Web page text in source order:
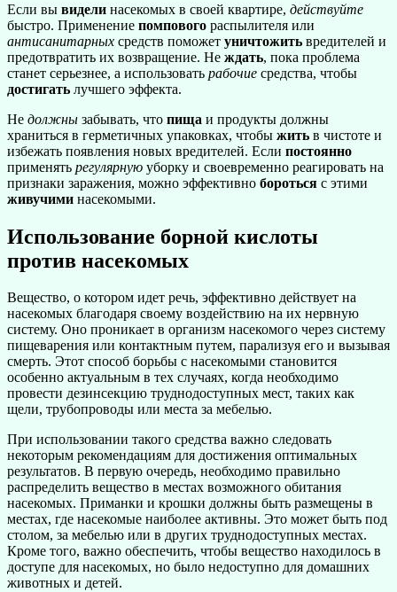
Если вы видели насекомых в своей квартире, действуйте
быстро. Применение помпового распылителя или
антисанитарных средств поможет уничтожить вредителей и
предотвратить их возвращение. Не ждать, пока проблема
станет серьезнее, а использовать рабочие средства, чтобы
достигать лучшего эффекта.
Не должны забывать, что пища и продукты должны
храниться в герметичных упаковках, чтобы жить в чистоте и
избежать появления новых вредителей. Если постоянно
применять регулярную уборку и своевременно реагировать на
признаки заражения, можно эффективно бороться с этими
живучими насекомыми.
Использование борной кислоты
против насекомых
Вещество, о котором идет речь, эффективно действует на
насекомых благодаря своему воздействию на их нервную
систему. Оно проникает в организм насекомого через систему
пищеварения или контактным путем, парализуя его и вызывая
смерть. Этот способ борьбы с насекомыми становится
особенно актуальным в тех случаях, когда необходимо
провести дезинсекцию труднодоступных мест, таких как
щели, трубопроводы или места за мебелью.
При использовании такого средства важно следовать
некоторым рекомендациям для достижения оптимальных
результатов. В первую очередь, необходимо правильно
распределить вещество в местах возможного обитания
насекомых. Приманки и крошки должны быть размещены в
местах, где насекомые наиболее активны. Это может быть под
столом, за мебелью или в других труднодоступных местах.
Кроме того, важно обеспечить, чтобы вещество находилось в
доступе для насекомых, но было недоступно для домашних
животных и детей.